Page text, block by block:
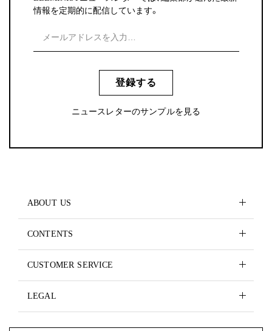
情報を定期的に配信しています。
登録する
ニュースレターのサンプルを見る
ABOUT US
CONTENTS
CUSTOMER SERVICE
LEGAL